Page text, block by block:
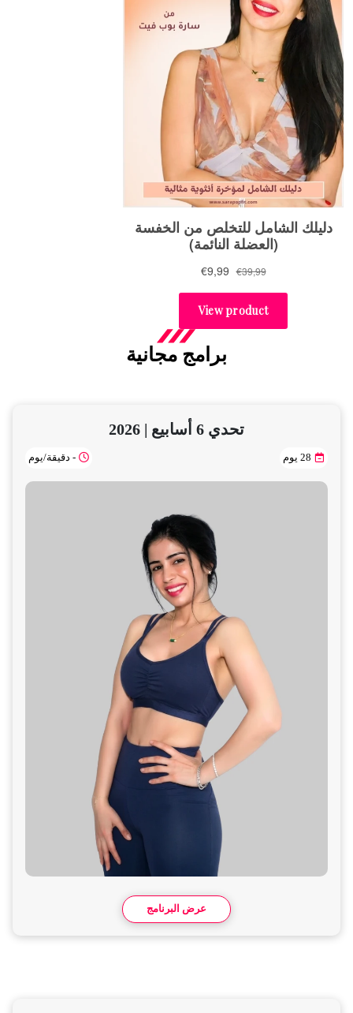
برامج مجانية
تحدي 6 أسابيع | 2026
28 يوم - دقيقة/يوم
عرض البرنامج